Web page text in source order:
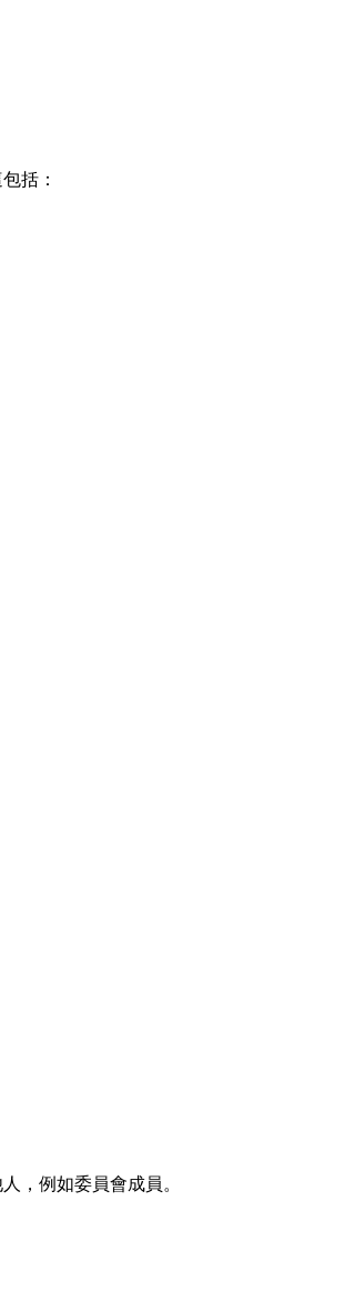
括：
，例如委員會成員。